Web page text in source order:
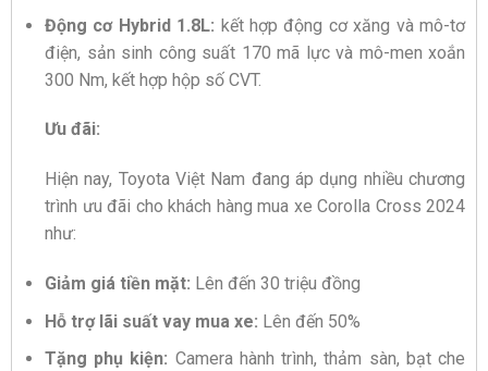
Động cơ Hybrid 1.8L: kết hợp động cơ xăng và mô-tơ
điện, sản sinh công suất 170 mã lực và mô-men xoắn
300 Nm, kết hợp hộp số CVT.
Ưu đãi:
Hiện nay, Toyota Việt Nam đang áp dụng nhiều chương
trình ưu đãi cho khách hàng mua xe Corolla Cross 2024
như:
Giảm giá tiền mặt: Lên đến 30 triệu đồng
Hỗ trợ lãi suất vay mua xe: Lên đến 50%
Tặng phụ kiện: Camera hành trình, thảm sàn, bạt che